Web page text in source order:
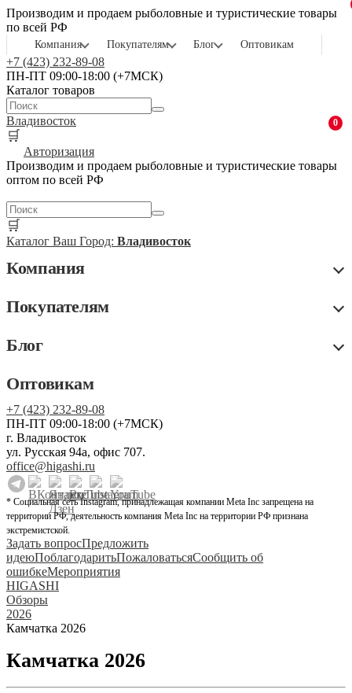
Производим и продаем рыболовные и туристические товары
по всей РФ
Компания Покупателям Блог Оптовикам
+7 (423) 232-89-08
ПН-ПТ 09:00-18:00 (+7МСК)
Каталог товаров
Владивосток
🛒
0
Авторизация
Производим и продаем рыболовные и туристические товары
оптом по всей РФ
🛒
Каталог Ваш Город: Владивосток
Компания
Покупателям
Блог
Оптовикам
+7 (423) 232-89-08
ПН-ПТ 09:00-18:00 (+7МСК)
г. Владивосток
ул. Русская 94а, офис 707.
office@higashi.ru
* Социальная сеть Instagram, принадлежащая компании Meta Inc запрещена на
территории РФ, деятельность компания Meta Inc на территории РФ признана
экстремистской.
Задать вопросПредложить
идеюПоблагодаритьПожаловатьсяСообщить об
ошибкеМероприятия
HIGASHI
Обзоры
2026
Камчатка 2026
Камчатка 2026